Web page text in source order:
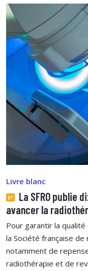
Livre blanc
La SFRO publie
avancer la
Pour garantir la
la Société française
notamment de
radiothérapie et de